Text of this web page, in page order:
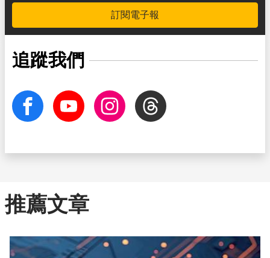
訂閱電子報
追蹤我們
facebook Youtube InstagramThreads
推薦文章